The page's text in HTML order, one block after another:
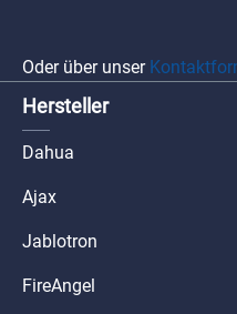
Oder über unser
Hersteller
Dahua
Ajax
Jablotron
FireAngel